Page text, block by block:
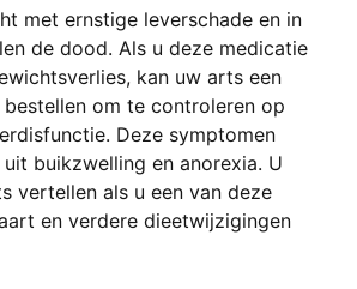
met ernstige leverschade en in
de dood. Als u deze medicatie
kan uw arts een
om te controleren op
Deze symptomen
uit buikzwelling en anorexia. U
vertellen als u een van deze
en verdere dieetwijzigingen